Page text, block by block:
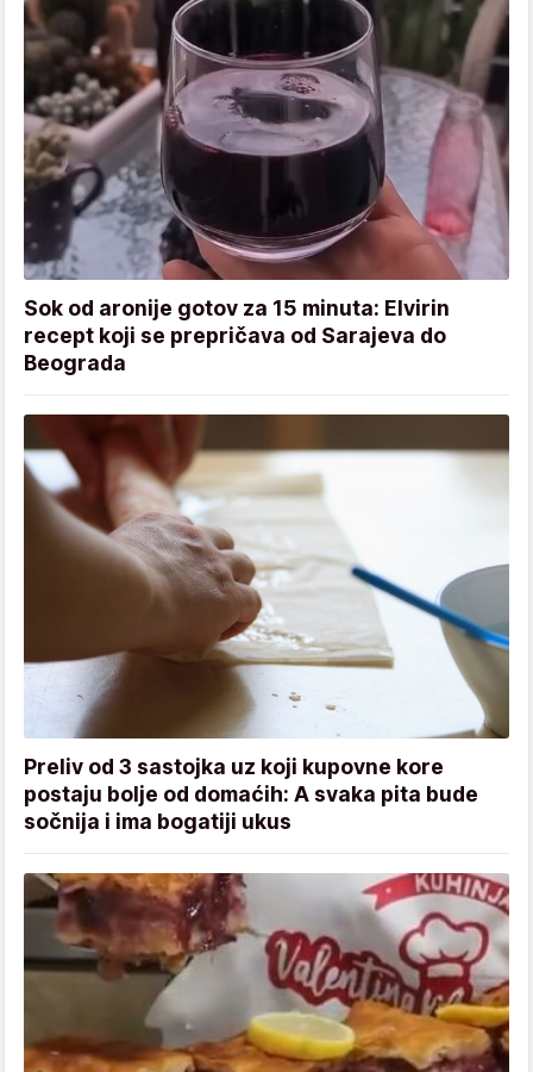
Sok od aronije gotov za 15 minuta: Elvirin
recept koji se prepričava od Sarajeva do
Beograda
Preliv od 3 sastojka uz koji kupovne kore
postaju bolje od domaćih: A svaka pita bude
sočnija i ima bogatiji ukus